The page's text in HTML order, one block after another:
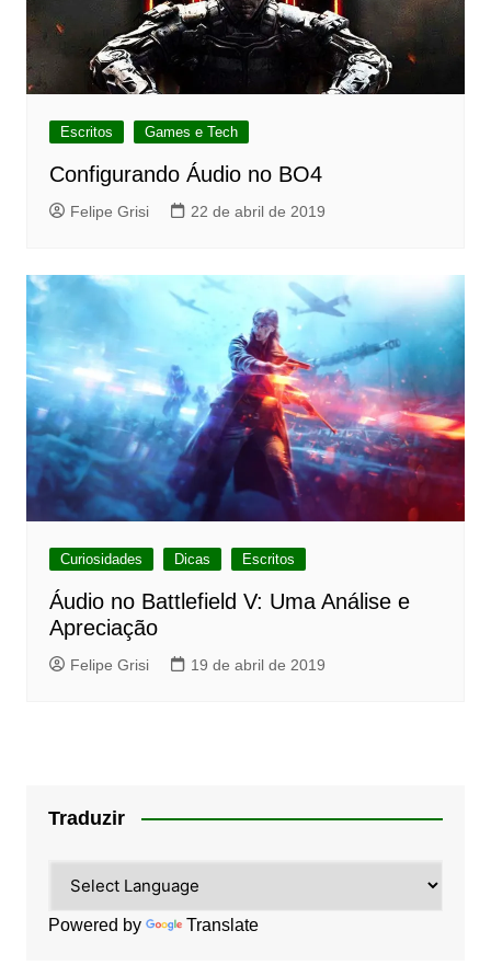
Escritos Games e Tech
Configurando Áudio no BO4
Felipe Grisi 22 de abril de 2019
Curiosidades Dicas Escritos
Áudio no Battlefield V: Uma Análise e
Apreciação
Felipe Grisi 19 de abril de 2019
Traduzir
Powered by Translate